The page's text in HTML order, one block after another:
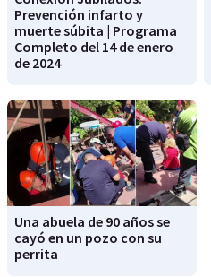
Prevención infarto y
muerte súbita | Programa
Completo del 14 de enero
de 2024
Una abuela de 90 años se
cayó en un pozo con su
perrita